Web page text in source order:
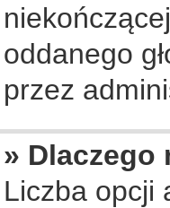
oddanego
przez
» Dlaczego
Liczba opcji